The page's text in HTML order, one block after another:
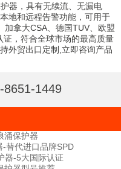
器，具有无续流、无漏电
地和远程告警功能，可用于
加拿大CSA、德国TUV、欧盟
，符合全球市场的最高质量
外贸出口定制,立即咨询产品
1449